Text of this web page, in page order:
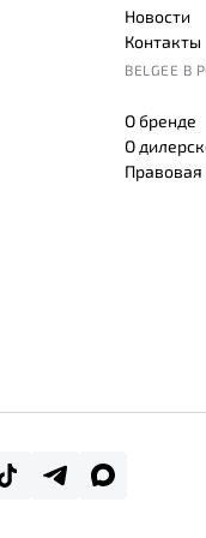
Новости
Контакты
BELGEE В
О бренде
О